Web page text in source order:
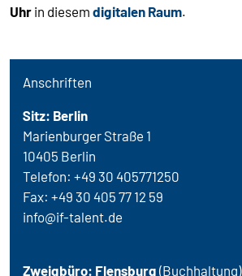
Uhr in diesem digitalen Raum.
Anschriften
Sitz: Berlin
Marienburger Straße 1
10405 Berlin
Telefon: +49 30 405771250
Fax: +49 30 405 77 12 59
info@if-talent.R
de
Zweigbüro: Flensburg (Buchhaltung)